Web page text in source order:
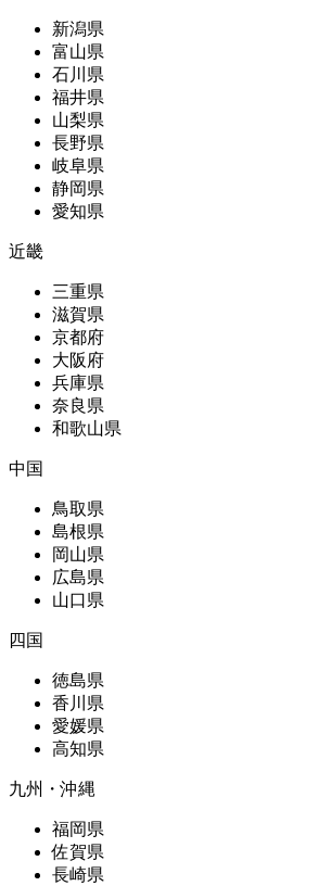
新潟県
富山県
石川県
福井県
山梨県
長野県
岐阜県
静岡県
愛知県
近畿
三重県
滋賀県
京都府
大阪府
兵庫県
奈良県
和歌山県
中国
鳥取県
島根県
岡山県
広島県
山口県
四国
徳島県
香川県
愛媛県
高知県
九州・沖縄
福岡県
佐賀県
長崎県